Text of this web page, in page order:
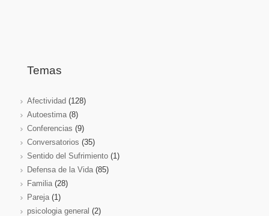
Temas
Afectividad (128)
Autoestima(8)
Conferencias (9)
Conversatorios (35)
Sentido del Sufrimiento (1)
Defensa de la Vida(85)
Familia(28)
Pareja(1)
psicologia general (2)